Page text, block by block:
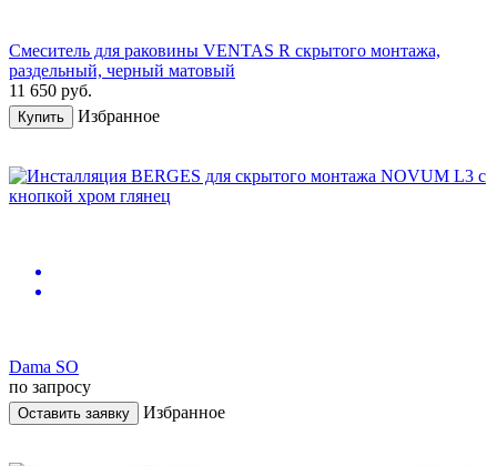
Смеситель для раковины VENTAS R скрытого монтажа,
раздельный, черный матовый
11 650 руб.
Купить Избранное
Dama SO
по запросу
Оставить заявку Избранное